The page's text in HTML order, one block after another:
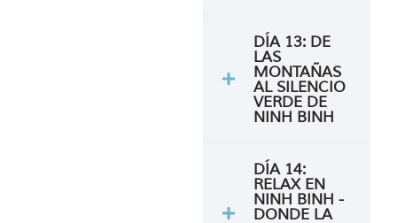
DÍA 13: DE
LAS
MONTAÑAS
AL SILENCIO
VERDE DE
NINH BINH
DÍA 14:
RELAX EN
NINH BINH -
DONDE LA